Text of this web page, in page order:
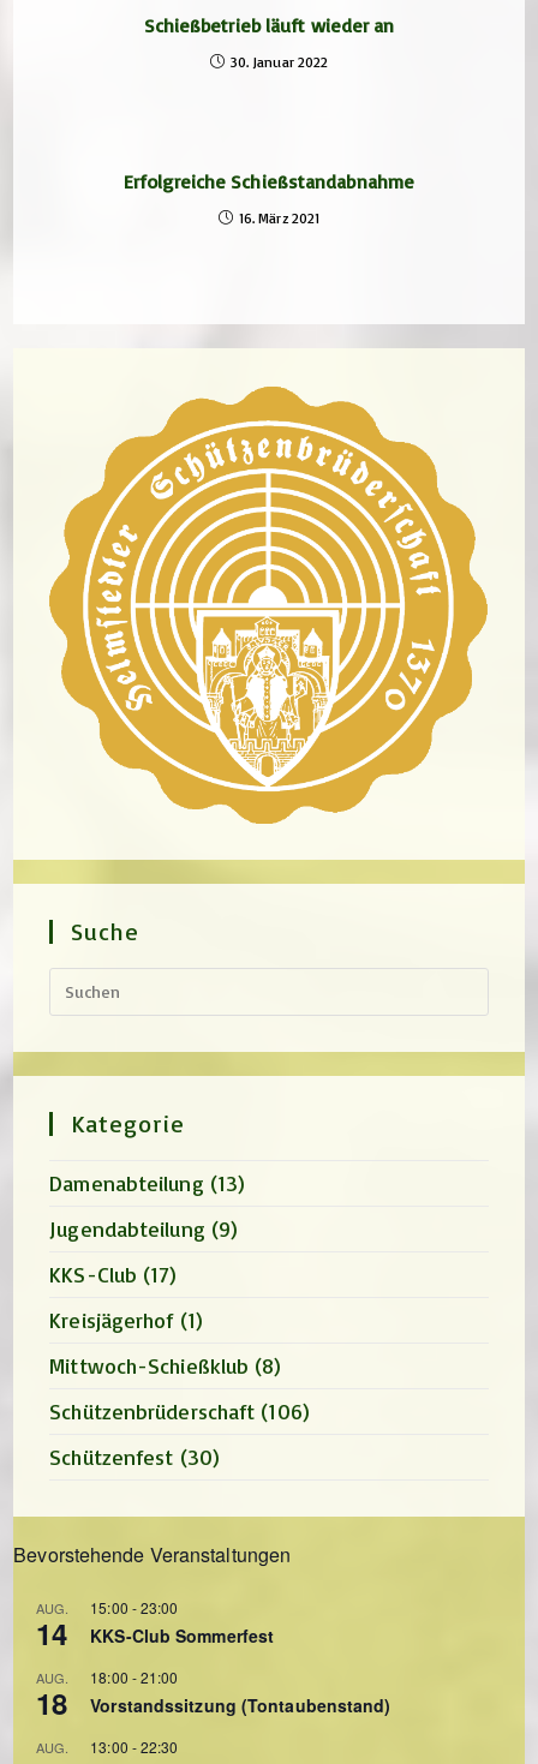
Schießbetrieb läuft wieder an
30. Januar 2022
Erfolgreiche Schießstandabnahme
16. März 2021
Suche
Kategorie
Damenabteilung (13)
Jugendabteilung (9)
KKS-Club (17)
Kreisjägerhof (1)
Mittwoch-Schießklub (8)
Schützenbrüderschaft (106)
Schützenfest (30)
Bevorstehende Veranstaltungen
AUG.
14
15:00 -23:00
KKS-Club Sommerfest
AUG.
18
18:00 -21:00
Vorstandssitzung (Tontaubenstand)
AUG. 13:00 -22:30